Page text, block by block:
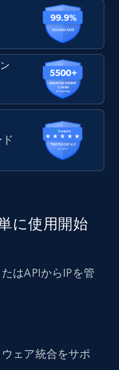
に使用開始
はAPIからIPを管
ェア統合をサポ